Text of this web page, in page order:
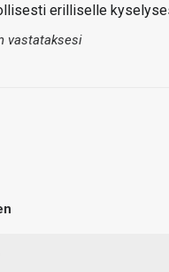
erilliselle
vastataksesi